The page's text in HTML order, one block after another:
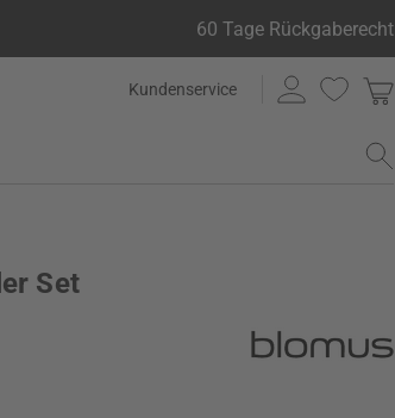
60 Tage Rückgaberecht
Kundenservice
Set